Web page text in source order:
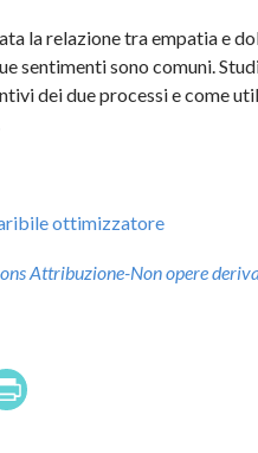
la relazione tra empatia e
sentimenti sono comuni.
dei due processi e come
ottimizzatore
Attribuzione-Non opere